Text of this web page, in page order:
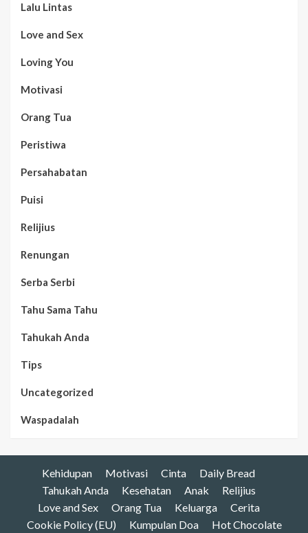
Lalu Lintas
Love and Sex
Loving You
Motivasi
Orang Tua
Peristiwa
Persahabatan
Puisi
Relijius
Renungan
Serba Serbi
Tahu Sama Tahu
Tahukah Anda
Tips
Uncategorized
Waspadalah
Kehidupan Motivasi Cinta
Daily Bread
Tahukah Anda
Kesehatan Anak
Relijius
Love and Sex
Orang Tua Keluarga
Cerita
Cookie Policy (EU)
Kumpulan Doa Hot Chocolate